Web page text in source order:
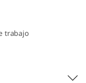
trabajo